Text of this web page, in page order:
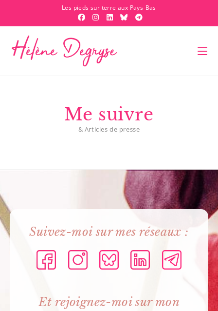
Les pieds sur terre aux Pays-Bas
Me suivre
& Articles de presse
Suivez-moi sur mes réseaux :
Et rejoignez-moi sur mon